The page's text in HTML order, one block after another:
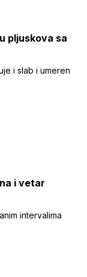
pljuskova sa
i slab i umeren
i vetar
intervalima